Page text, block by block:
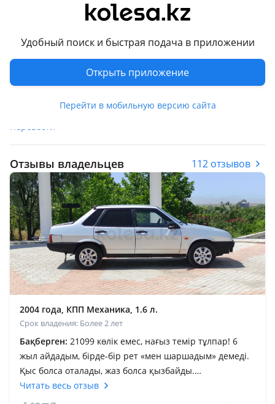
Удобный поиск и быстрая подача в приложении
Открыть приложение
Перейти в мобильную версию сайта
Слева
Комментарий продавца
Ассалаумағалейкум 2003 шірік жоқ док таза матор каробка
жақсы вложения для себя срочно
Перевести
Отзывы владельцев 112 отзывов
2004 года, КПП Механика, 1.6 л.
Срок владения: Более 2 лет
Бақберген: 21099 көлік емес, нағыз темір тұлпар! 6
жыл айдадым, бірде-бір рет «мен шаршадым» демеді.
Қыс болса оталады, жаз болса қызбайды.
Электроникасы аз бұзылатын жері жоқ. Сынды ма?
Ключ, балға бәрі шешіледі Моторы мықты, жүрісі тып-
Читать весь отзыв